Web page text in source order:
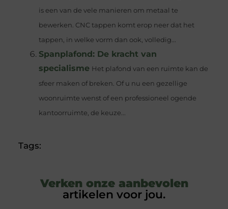
is een van de vele manieren om metaal te
bewerken. CNC tappen komt erop neer dat het
tappen, in welke vorm dan ook, volledig...
Spanplafond: De kracht van
specialisme Het plafond van een ruimte kan de
sfeer maken of breken. Of u nu een gezellige
woonruimte wenst of een professioneel ogende
kantoorruimte, de keuze...
Tags:
Verken onze aanbevolen
artikelen voor jou.